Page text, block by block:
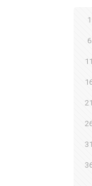
1
6
11
21
31